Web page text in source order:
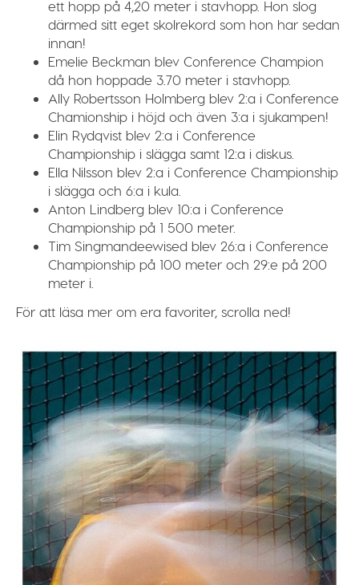
ett hopp på 4,20 meter i stavhopp. Hon slog
därmed sitt eget skolrekord som hon har sedan
innan!
Emelie Beckman blev Conference Champion
då hon hoppade 3.70 meter i stavhopp.
Ally Robertsson Holmberg blev 2:a i Conference
Chamionship i höjd och även 3:a i sjukampen!
Elin Rydqvist blev 2:a i Conference
Championship i slägga samt 12:a i diskus.
Ella Nilsson blev 2:a i Conference Championship
i slägga och 6:a i kula.
Anton Lindberg blev 10:a i Conference
Championship på 1 500 meter.
Tim Singmandeewised blev 26:a i Conference
Championship på 100 meter och 29:e på 200
meter i.
För att läsa mer om era favoriter, scrolla ned!